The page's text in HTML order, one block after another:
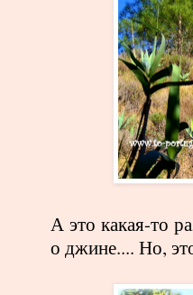
А это какая-то
о джине.... Но,